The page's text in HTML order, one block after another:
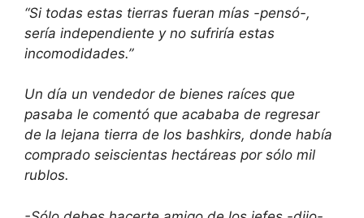
“Si todas estas tierras fueran mías -pensó-,
sería independiente y no sufriría estas
incomodidades.”
Un día un vendedor de bienes raíces que
pasaba le comentó que acababa de regresar
de la lejana tierra de los bashkirs, donde había
comprado seiscientas hectáreas por sólo mil
rublos.